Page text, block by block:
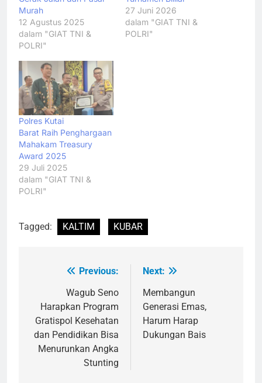
Murah
12 Agustus 2025
dalam "GIAT TNI &
POLRI"
27 Juni 2026
dalam "GIAT TNI &
POLRI"
Polres Kutai
Barat Raih Penghargaan
Mahakam Treasury
Award 2025
29 Juli 2025
dalam "GIAT TNI &
POLRI"
Tagged: KALTIM KUBAR
NavigasiPrevious:
Wagub Seno
Harapkan Program
Gratispol Kesehatan
dan Pendidikan Bisa
Menurunkan Angka
Stunting
Next:
Membangun
Generasi Emas,
Harum Harap
Dukungan Bais